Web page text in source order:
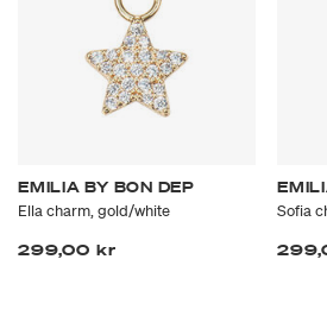
EMILIA BY BON DEP
Ella charm, gold/white
299,00 kr
Sofia